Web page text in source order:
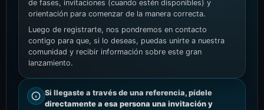
de fases, invitaciones (cuando estén disponibles) y
orientación para comenzar de la manera correcta.
Luego de registrarte, nos pondremos en contacto
contigo para que, si lo deseas, puedas unirte a nuestra
comunidad y recibir información sobre este gran
lanzamiento.
Si llegaste a través de una referencia, pídele
directamente a esa persona una invitación y